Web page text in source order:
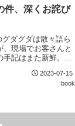
件、深くお詫び
ダグダは散々語ら
現場でお客さんと
手記はまた新鮮。銀
メガバンクの実態を
滅入ってくる。それ
2023-07-15
book